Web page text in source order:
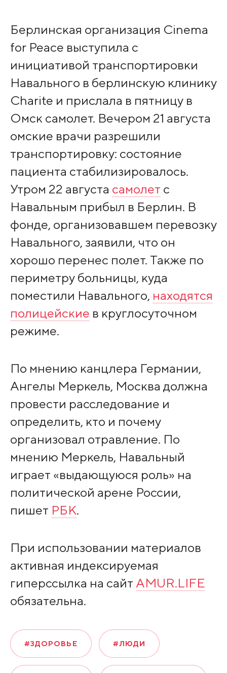
Берлинская организация Cinema
for Peace выступила с
инициативой транспортировки
Навального в берлинскую клинику
Charite и прислала в пятницу в
Омск самолет. Вечером 21 августа
омские врачи разрешили
транспортировку: состояние
пациента стабилизировалось.
Утром 22 августа самолет с
Навальным прибыл в Берлин. В
фонде, организовавшем перевозку
Навального, заявили, что он
хорошо перенес полет. Также по
периметру больницы, куда
поместили Навального, находятся
полицейские в круглосуточном
режиме.
По мнению канцлера Германии,
Ангелы Меркель, Москва должна
провести расследование и
определить, кто и почему
организовал отравление. По
мнению Меркель, Навальный
играет «выдающуюся роль» на
политической арене России,
пишет РБК.
При использовании материалов
активная индексируемая
гиперссылка на сайт AMUR.LIFE
обязательна.
#ЗДОРОВЬЕ #ЛЮДИ